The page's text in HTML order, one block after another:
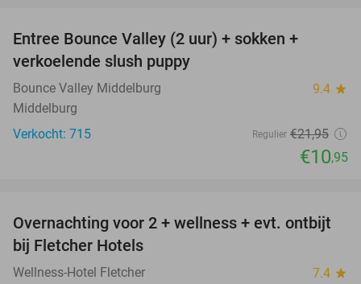
Entree Bounce Valley (2 uur) + sokken +
verkoelende slush puppy
Bounce Valley Middelburg 9.4 star
Middelburg
Verkocht: 715
Regulier €21,95
€10,95
55%
Overnachting voor 2 + wellness + evt. ontbijt
bij Fletcher Hotels
Wellness-Hotel Fletcher 7.4 star